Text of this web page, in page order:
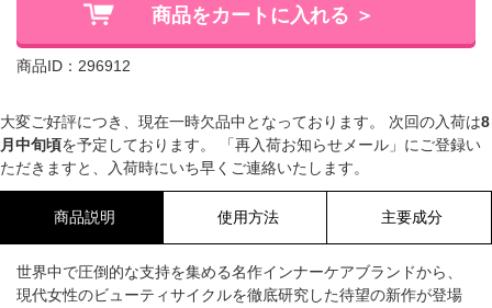
商品をカートに入れる ＞
商品ID：296912
大変ご好評につき、現在一時欠品中となっております。 次回の入荷は8
月中旬頃を予定しております。 「再入荷お知らせメール」にご登録い
ただきますと、入荷時にいち早くご連絡いたします。
商品説明 使用方法 主要成分
世界中で圧倒的な支持を集める名作インナーケアブランドから、
現代女性のビューティサイクルを徹底研究した待望の新作が登場